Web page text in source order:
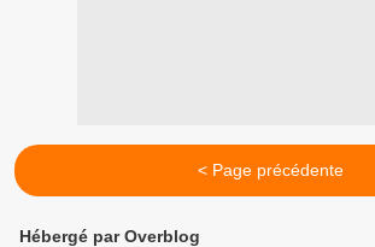
< Page précédente
Hébergé par Overblog